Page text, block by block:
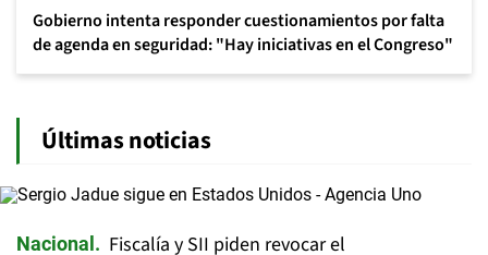
Gobierno intenta responder cuestionamientos por falta
de agenda en seguridad: "Hay iniciativas en el Congreso"
Últimas noticias
Nacional
Fiscalía y SII piden revocar el